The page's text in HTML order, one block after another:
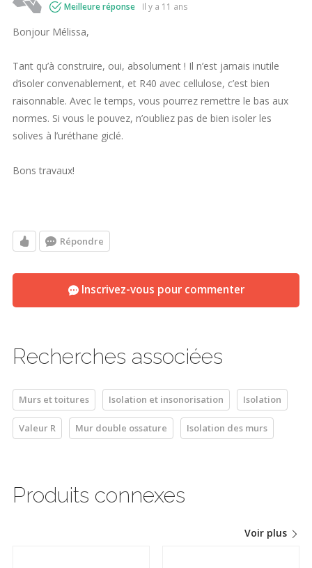
Meilleure réponse il y a 11 ans
Bonjour Mélissa,
Tant qu’à construire, oui, absolument ! Il n’est jamais inutile
d’isoler convenablement, et R40 avec cellulose, c’est bien
raisonnable. Avec le temps, vous pourrez remettre le bas aux
normes. Si vous le pouvez, n’oubliez pas de bien isoler les
solives à l’uréthane giclé.
Bons travaux!
Répondre
Inscrivez-vous pour commenter
Recherches associées
Murs et toitures Isolation et insonorisation Isolation
Valeur R Mur double ossature Isolation des murs
Produits connexes
Voir plus